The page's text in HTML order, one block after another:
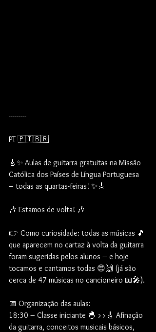
---------
PT 🇵🇹🇧🇷
🎸✨ Aulas de guitarra gratuitas na Missão
Católica dos Países de Língua Portuguesa
– todas as quartas-feiras! ✨🎸
🎶 Estamos de volta! 🎶
👉 Como curiosidade: todas as músicas 🎵
que aparecem no cartaz à volta da guitarra
foram sugeridas pelos alunos – e hoje
tocamos e cantamos todas 😍🙌 (já são
cerca de 47 músicas no cancioneiro 📖🎤).
📅 Organização das aulas:
18:30 – Classe iniciante 🐣 >>🎸 Afinação
da guitarra, conceitos musicais básicos,